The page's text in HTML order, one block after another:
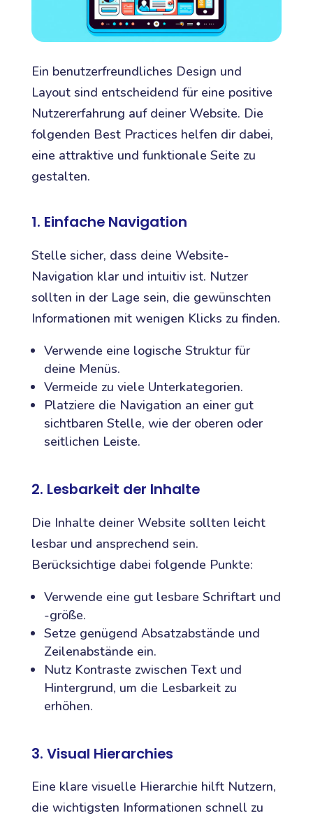
Ein benutzerfreundliches Design und
Layout sind entscheidend für eine positive
Nutzererfahrung auf deiner Website. Die
folgenden Best Practices helfen dir dabei,
eine attraktive und funktionale Seite zu
gestalten.
1. Einfache Navigation
Stelle sicher, dass deine Website-
Navigation klar und intuitiv ist. Nutzer
sollten in der Lage sein, die gewünschten
Informationen mit wenigen Klicks zu finden.
Verwende eine logische Struktur für
deine Menüs.
Vermeide zu viele Unterkategorien.
Platziere die Navigation an einer gut
sichtbaren Stelle, wie der oberen oder
seitlichen Leiste.
2. Lesbarkeit der Inhalte
Die Inhalte deiner Website sollten leicht
lesbar und ansprechend sein.
Berücksichtige dabei folgende Punkte:
Verwende eine gut lesbare Schriftart und
-größe.
Setze genügend Absatzabstände und
Zeilenabstände ein.
Nutz Kontraste zwischen Text und
Hintergrund, um die Lesbarkeit zu
erhöhen.
3. Visual Hierarchies
Eine klare visuelle Hierarchie hilft Nutzern,
die wichtigsten Informationen schnell zu